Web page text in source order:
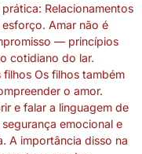
Relacionamentos
Amar não é
— princípios
cotidiano do lar.
Os filhos também
o amor.
e falar a linguagem de
emocional e
A importância disso na